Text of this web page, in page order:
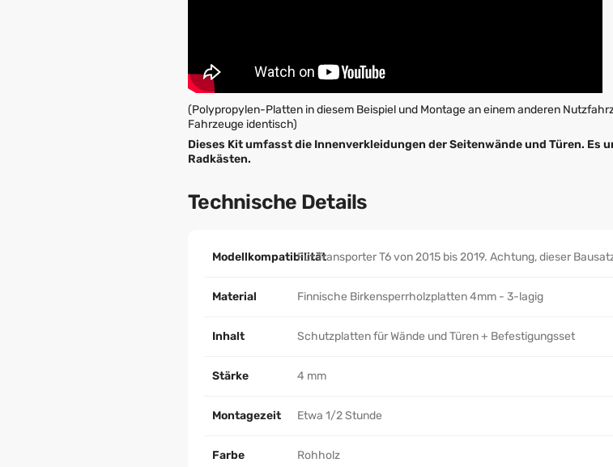
(Polypropylen-Platten in diesem Beispiel und Montage an einem anderen
Fahrzeuge identisch)
Dieses Kit umfasst die Innenverkleidungen der Seitenwände und Türen. Es
Radkästen.
Technische Details
ModellkompatibilitätFür Transporter T6 von 2015 bis 2019. Achtung, dieser
Material Finnische Birkensperrholzplatten 4mm - 3-lagig
Inhalt Schutzplatten für Wände und Türen + Befestigungsset
Stärke 4 mm
Montagezeit Etwa 1/2 Stunde
Farbe Rohholz